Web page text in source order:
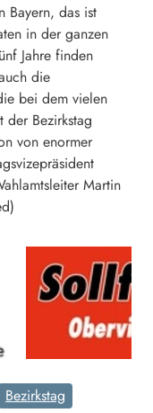
Bayern, das ist
in der ganzen
Jahre finden
die
bei dem vielen
der Bezirkstag
von enormer
Martin
Bezirkstag